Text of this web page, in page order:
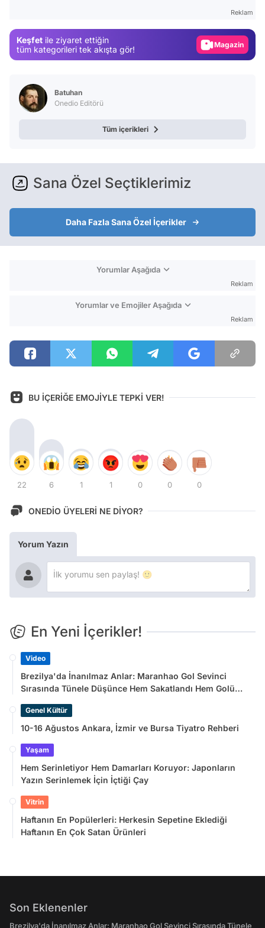
Reklam
Keşfet ile ziyaret ettiğin
tüm kategorileri tek akışta gör!
Magazin
Batuhan
Onedio Editörü
Tüm içerikleri
Sana Özel Seçtiklerimiz
Daha Fazla Sana Özel İçerikler
Yorumlar Aşağıda
Reklam
Yorumlar ve Emojiler Aşağıda
Reklam
BU İÇERİĞE EMOJİYLE TEPKİ VER!
22 6 1 1 0 0 0
ONEDİO ÜYELERİ NE DİYOR?
Yorum Yazın
En Yeni İçerikler!
Video
Brezilya'da İnanılmaz Anlar: Maranhao Gol Sevinci
Sırasında Tünele Düşünce Hem Sakatlandı Hem Golü
Genel Kültür
10-16 Ağustos Ankara, İzmir ve Bursa Tiyatro Rehberi
Yaşam
Hem Serinletiyor Hem Damarları Koruyor: Japonların
Yazın Serinlemek İçin İçtiği Çay
Vitrin
Haftanın En Popülerleri: Herkesin Sepetine Eklediği
Haftanın En Çok Satan Ürünleri
Son Eklenenler
Brezilya'da İnanılmaz Anlar: Maranhao Gol Sevinci Sırasında Tünele